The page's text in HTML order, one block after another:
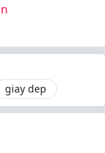
giay dep